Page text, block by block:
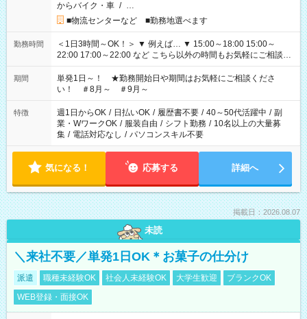
からバイク・車 / …
■物流センターなど ■勤務地選べます
勤務時間
＜1日3時間～OK！＞ ▼ 例えば… ▼ 15:00～18:00 15:00～
22:00 17:00～22:00 など こちら以外の時間もお気軽にご相談く
ださい！
期間
単発1日～！ ★勤務開始日や期間はお気軽にご相談くださ
い！ ＃8月～ ＃9月～
特徴 週1日からOK / 日払いOK / 履歴書不要 / 40～50代活躍中 / 副
業・WワークOK / 服装自由 / シフト勤務 / 10名以上の大量募
集 / 電話対応なし / パソコンスキル不要
気になる！ 応募する 詳細へ
掲載日：2026.08.07
未読
＼来社不要／単発1日OK＊お菓子の仕分け
派遣 職種未経験OK 社会人未経験OK 大学生歓迎
ブランクOK
WEB登録・面接OK